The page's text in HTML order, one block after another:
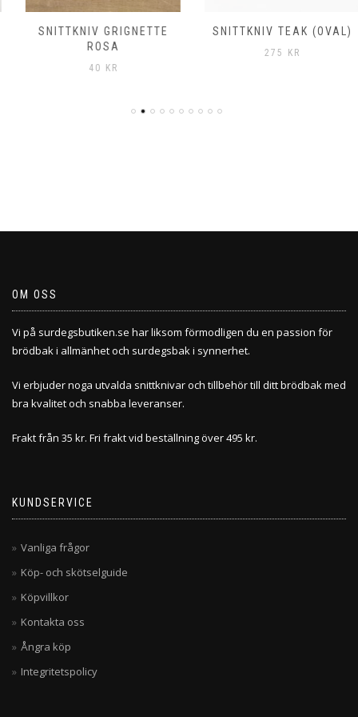
SNITTKNIV GRIGNETTE
ROSA
40KR
SNITTKNIV TEAK (OVAL)
275KR
OM OSS
Vi på surdegsbutiken.se har liksom förmodligen du en passion för
brödbak i allmänhet och surdegsbak i synnerhet.
Vi erbjuder noga utvalda snittknivar och tillbehör till ditt brödbak med
bra kvalitet och snabba leveranser.
Frakt från 35 kr. Fri frakt vid beställning över 495 kr.
KUNDSERVICE
Vanliga frågor
Köp- och skötselguide
Köpvillkor
Kontakta oss
Ångra köp
Integritetspolicy